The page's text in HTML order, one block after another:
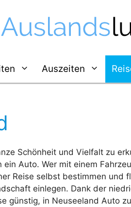
Auszeiten
Schönheit und Vielfalt zu
ein Auto. Wer mit einem
Reise selbst bestimmen und
einlegen. Dank der
günstig, in Neuseeland Auto